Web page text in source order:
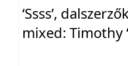
‘Ssss’,
mixed: Timothy